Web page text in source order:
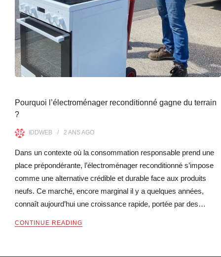
Pourquoi l’électroménager reconditionné gagne du terrain
?
IDDWEB 2 ANSAGO
Dans un contexte où la consommation responsable prend une
place prépondérante, l’électroménager reconditionné s’impose
comme une alternative crédible et durable face aux produits
neufs. Ce marché, encore marginal il y a quelques années,
connaît aujourd’hui une croissance rapide, portée par des…
CONTINUE READING